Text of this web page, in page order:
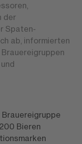
der
Spaten-
ab, informierten
Bieren